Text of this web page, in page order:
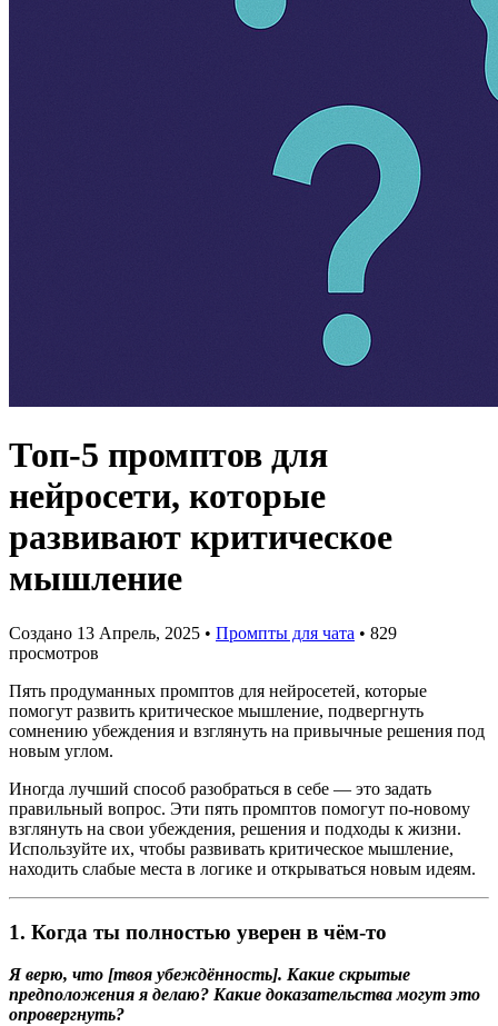
Топ-5 промптов для
нейросети, которые
развивают критическое
мышление
Создано 13 Апрель, 2025 • Промпты для чата • 829
просмотров
Пять продуманных промптов для нейросетей, которые
помогут развить критическое мышление, подвергнуть
сомнению убеждения и взглянуть на привычные решения под
новым углом.
Иногда лучший способ разобраться в себе — это задать
правильный вопрос. Эти пять промптов помогут по-новому
взглянуть на свои убеждения, решения и подходы к жизни.
Используйте их, чтобы развивать критическое мышление,
находить слабые места в логике и открываться новым идеям.
1. Когда ты полностью уверен в чём-то
Я верю, что [твоя убеждённость]. Какие скрытые
предположения я делаю? Какие доказательства могут это
опровергнуть?